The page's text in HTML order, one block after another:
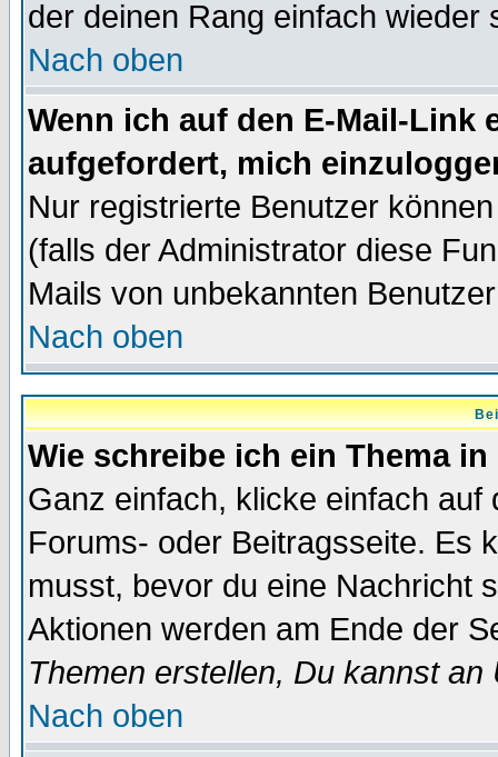
der deinen Rang einfach wieder
Nach oben
Wenn ich auf den E-Mail-Link
aufgefordert, mich
Nur registrierte Benutzer
(falls der Administrator diese
Mails von unbekannten
Nach oben
Wie schreibe ich ein Thema
Ganz einfach, klicke einfach
Forums- oder Beitragsseite. Es
musst, bevor du eine Nachricht
Aktionen werden am Ende der
Themen erstellen, Du kannst
Nach oben